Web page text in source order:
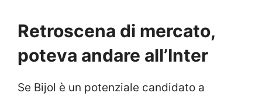
Retroscena di mercato,
poteva andare all’Inter
Se Bijol è un potenziale candidato a